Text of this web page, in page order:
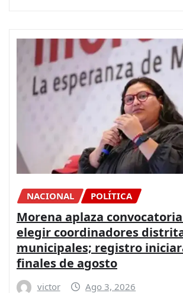
NACIONAL POLÍTICA
Morena aplaza
elegir coordinadores
municipales; registro
finales de agosto
victor Ago 3, 2026